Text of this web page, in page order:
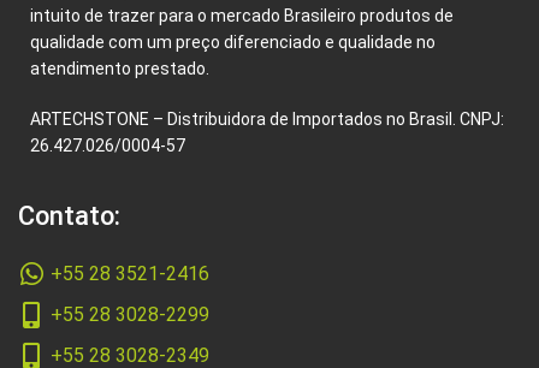
intuito de trazer para o mercado Brasileiro produtos de
qualidade com um preço diferenciado e qualidade no
atendimento prestado.
ARTECHSTONE – Distribuidora de Importados no Brasil. CNPJ:
26.427.026/0004-57
Contato:
+55 28 3521-2416
+55 28 3028-2299
+55 28 3028-2349